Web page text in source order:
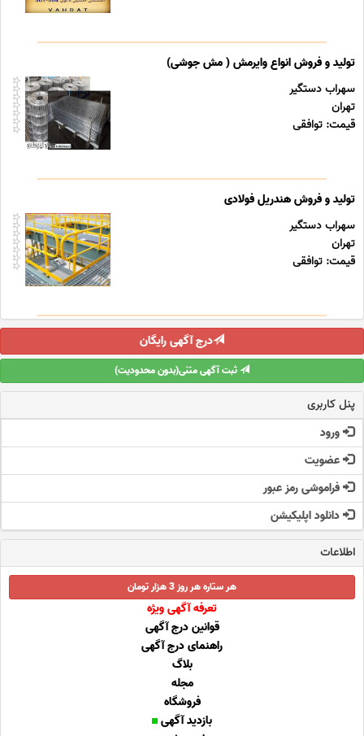
تولید و فروش انواع وایرمش ( مش جوشی)
سهراب دستگیر
تهران
قیمت: توافقی
تولید و فروش هندریل فولادی
سهراب دستگیر
تهران
قیمت: توافقی
درج آگهی رایگان
ثبت آگهی متنی(بدون محدودیت)
پنل کاربری
ورود
عضویت
فراموشی رمز عبور
دانلود اپلیکیشن
اطلاعات
هر ستاره هر روز 3 هزار تومان
تعرفه آگهی ویژه
قوانین درج آگهی
راهنمای درج آگهی
بلاگ
مجله
فروشگاه
بازدید آگهی